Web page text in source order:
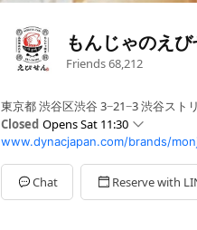
もんじゃのえ
Friends68,212
東京都 渋谷区渋谷 3−21−3 渋谷スト
Closed Opens Sat 11:30
Sun11:30 - 23:00
Mon11:30 - 14:00,17:00 - 23:00
Tue11:30 - 14:00,17:00 - 23:00
Wed11:30 - 14:00,17:00 - 23:00
www.dynacjapan.com/brands/
Chat Reserve with